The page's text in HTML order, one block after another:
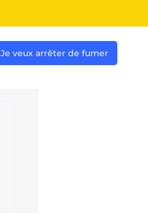
Je veux arrêter de fumer